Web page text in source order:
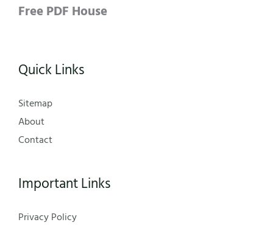
Free PDF House
Quick Links
Sitemap
About
Contact
Important Links
Privacy Policy